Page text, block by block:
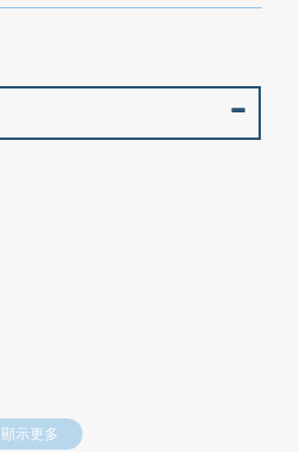
顯示更多